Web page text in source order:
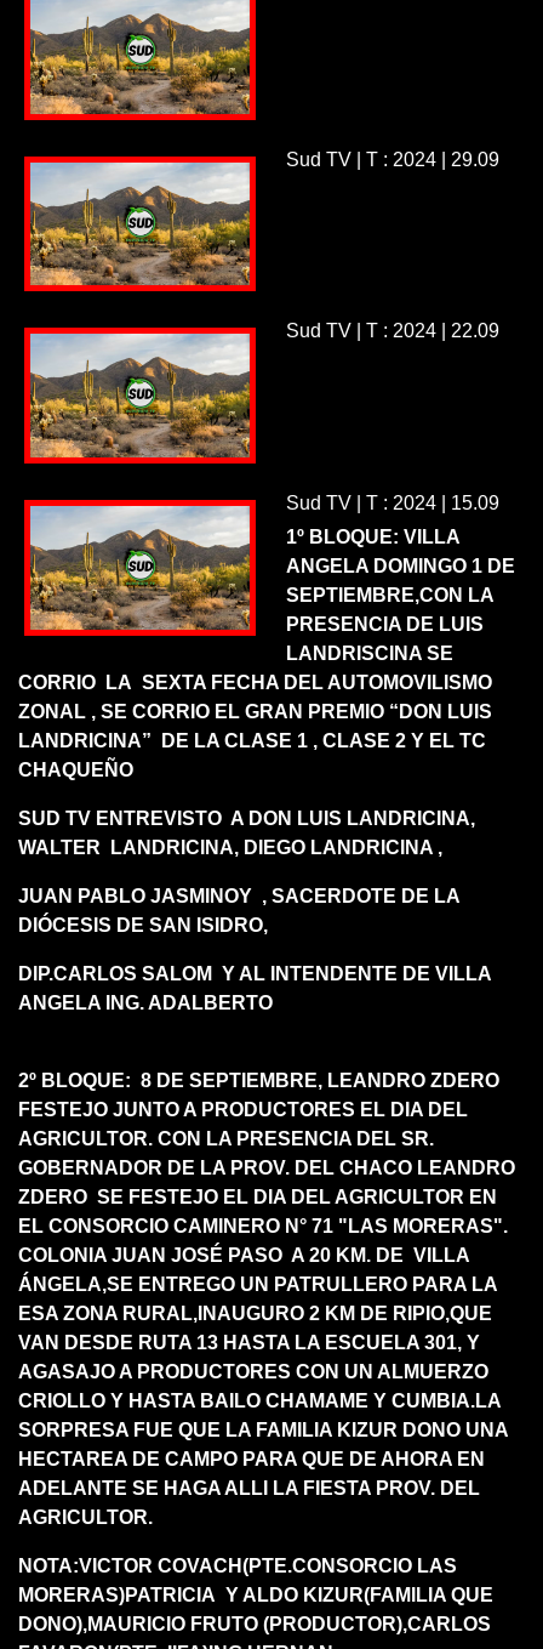
Sud TV | T : 2024 | 29.09
Sud TV | T : 2024 | 22.09
Sud TV | T : 2024 | 15.09
1º BLOQUE: VILLA
ANGELA DOMINGO 1 DE
SEPTIEMBRE,CON LA
PRESENCIA DE LUIS
LANDRISCINA SE
CORRIO LA SEXTA FECHA DEL AUTOMOVILISMO
ZONAL , SE CORRIO EL GRAN PREMIO “DON LUIS
LANDRICINA” DE LA CLASE 1 , CLASE 2 Y EL TC
CHAQUEÑO
SUD TV ENTREVISTO A DON LUIS LANDRICINA,
WALTER LANDRICINA, DIEGO LANDRICINA ,
JUAN PABLO JASMINOY , SACERDOTE DE LA
DIÓCESIS DE SAN ISIDRO,
DIP.CARLOS SALOM Y AL INTENDENTE DE VILLA
ANGELA ING. ADALBERTO
2º BLOQUE: 8 DE SEPTIEMBRE, LEANDRO ZDERO
FESTEJO JUNTO A PRODUCTORES EL DIA DEL
AGRICULTOR. CON LA PRESENCIA DEL SR.
GOBERNADOR DE LA PROV. DEL CHACO LEANDRO
ZDERO SE FESTEJO EL DIA DEL AGRICULTOR EN
EL CONSORCIO CAMINERO N° 71 "LAS MORERAS".
COLONIA JUAN JOSÉ PASO A 20 KM. DE VILLA
ÁNGELA,SE ENTREGO UN PATRULLERO PARA LA
ESA ZONA RURAL,INAUGURO 2 KM DE RIPIO,QUE
VAN DESDE RUTA 13 HASTA LA ESCUELA 301, Y
AGASAJO A PRODUCTORES CON UN ALMUERZO
CRIOLLO Y HASTA BAILO CHAMAME Y CUMBIA.LA
SORPRESA FUE QUE LA FAMILIA KIZUR DONO UNA
HECTAREA DE CAMPO PARA QUE DE AHORA EN
ADELANTE SE HAGA ALLI LA FIESTA PROV. DEL
AGRICULTOR.
NOTA:VICTOR COVACH(PTE.CONSORCIO LAS
MORERAS)PATRICIA Y ALDO KIZUR(FAMILIA QUE
DONO),MAURICIO FRUTO (PRODUCTOR),CARLOS